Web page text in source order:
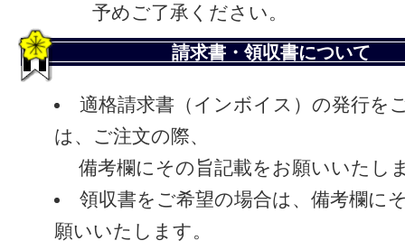
予めご了承ください。
請求書・領収書について
適格請求書（インボイス）の発行を
は、ご注文の際、
備考欄にその旨記載をお願いいたし
領収書をご希望の場合は、備考欄に
願いいたします。